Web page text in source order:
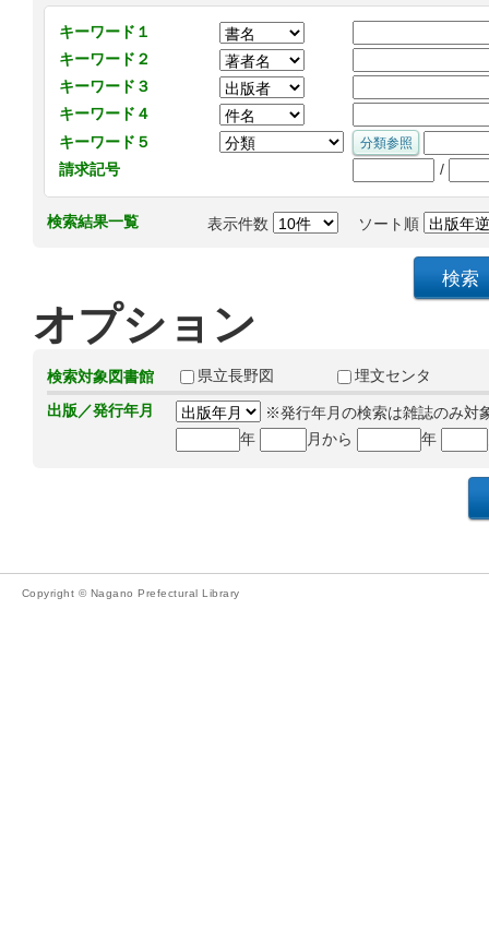
キーワード１
キーワード２
キーワード３
キーワード４
キーワード５
請求記号
/
検索結果一覧 表示件数 ソート順
オプション
検索対象図書館 県立長野図
埋文センタ
出版／発行年月
※発行年月の検索は雑誌のみ対
年
月から 年
Copyright © Nagano Prefectural Library